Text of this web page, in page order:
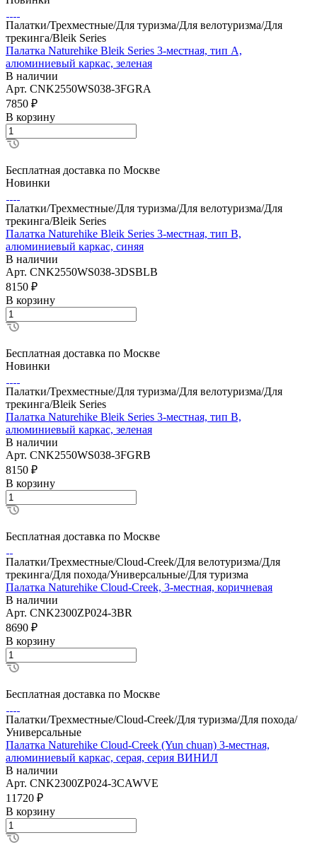
Палатки/Трехместные/Для туризма/Для велотуризма/Для
трекинга/Bleik Series
Палатка Naturehike Bleik Series 3-местная, тип А,
алюминиевый каркас, зеленая
В наличии
Арт. CNK2550WS038-3FGRA
7850 ₽
В корзину
Бесплатная доставка по Москве
Новинки
Палатки/Трехместные/Для туризма/Для велотуризма/Для
трекинга/Bleik Series
Палатка Naturehike Bleik Series 3-местная, тип B,
алюминиевый каркас, синяя
В наличии
Арт. CNK2550WS038-3DSBLB
8150 ₽
В корзину
Бесплатная доставка по Москве
Новинки
Палатки/Трехместные/Для туризма/Для велотуризма/Для
трекинга/Bleik Series
Палатка Naturehike Bleik Series 3-местная, тип B,
алюминиевый каркас, зеленая
В наличии
Арт. CNK2550WS038-3FGRB
8150 ₽
В корзину
Бесплатная доставка по Москве
Палатки/Трехместные/Cloud-Creek/Для велотуризма/Для
трекинга/Для похода/Универсальные/Для туризма
Палатка Naturehike Cloud-Creek, 3-местная, коричневая
В наличии
Арт. CNK2300ZP024-3BR
8690 ₽
В корзину
Бесплатная доставка по Москве
Палатки/Трехместные/Cloud-Creek/Для туризма/Для похода/
Универсальные
Палатка Naturehike Cloud-Creek (Yun chuan) 3-местная,
алюминиевый каркас, серая, серия ВИНИЛ
В наличии
Арт. CNK2300ZP024-3CAWVE
11720 ₽
В корзину